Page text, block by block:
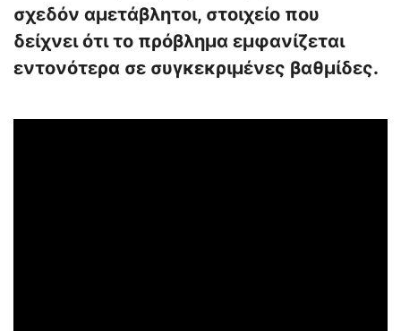
σχεδόν αμετάβλητοι, στοιχείο που
δείχνει ότι το πρόβλημα εμφανίζεται
εντονότερα σε συγκεκριμένες βαθμίδες.